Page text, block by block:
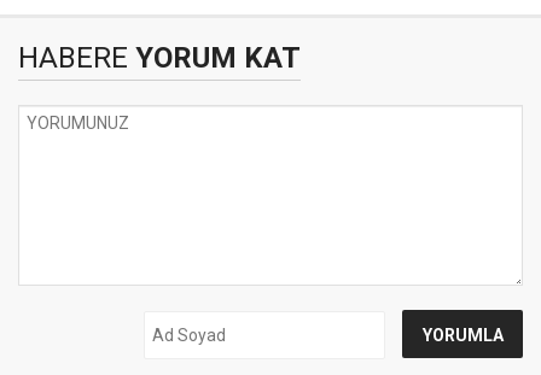
HABERE YORUM KAT